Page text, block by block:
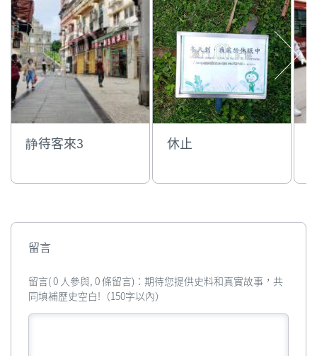
静待客來3 休止
留言
留言( 0 人參與, 0 條留言)：期待您提供史料和真實故事，共
同填補歷史空白!（150字以內）